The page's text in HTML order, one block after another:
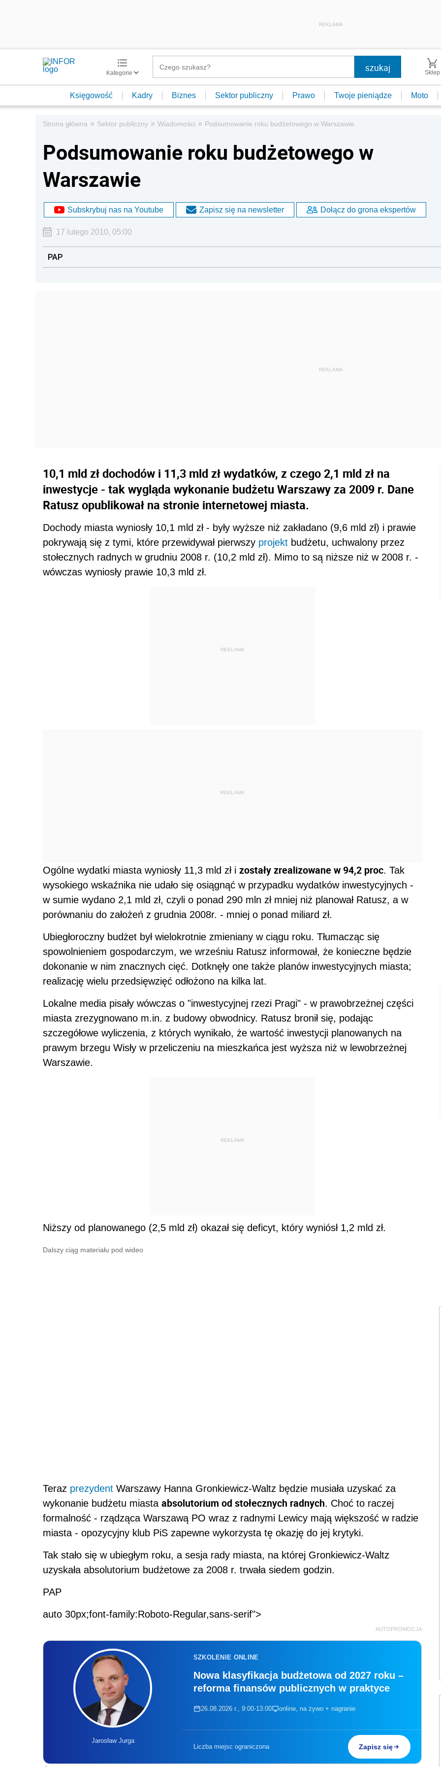
REKLAMA
Kategorie Sklep
Księgowość Kadry Biznes Sektor publiczny Prawo Twoje pieniądze Moto
Strona główna » Sektor publiczny » Wiadomości » Podsumowanie roku budżetowego w Warszawie
Podsumowanie roku budżetowego w
Warszawie
Subskrybuj nas na Youtube Zapisz się na newsletter Dołącz do grona ekspertów
17 lutego 2010, 05:00
PAP
10,1 mld zł dochodów i 11,3 mld zł wydatków, z czego 2,1 mld zł na
inwestycje - tak wygląda wykonanie budżetu Warszawy za 2009 r. Dane
Ratusz opublikował na stronie internetowej miasta.
Dochody miasta wyniosły 10,1 mld zł - były wyższe niż zakładano (9,6 mld zł) i prawie
pokrywają się z tymi, które przewidywał pierwszy projekt budżetu, uchwalony przez
stołecznych radnych w grudniu 2008 r. (10,2 mld zł). Mimo to są niższe niż w 2008 r. -
wówczas wyniosły prawie 10,3 mld zł.
REKLAMA
REKLAMA
Ogólne wydatki miasta wyniosły 11,3 mld zł i zostały zrealizowane w 94,2 proc. Tak
wysokiego wskaźnika nie udało się osiągnąć w przypadku wydatków inwestycyjnych -
w sumie wydano 2,1 mld zł, czyli o ponad 290 mln zł mniej niż planował Ratusz, a w
porównaniu do założeń z grudnia 2008r. - mniej o ponad miliard zł.
Ubiegłoroczny budżet był wielokrotnie zmieniany w ciągu roku. Tłumacząc się
spowolnieniem gospodarczym, we wrześniu Ratusz informował, że konieczne będzie
dokonanie w nim znacznych cięć. Dotknęły one także planów inwestycyjnych miasta;
realizację wielu przedsięwzięć odłożono na kilka lat.
Lokalne media pisały wówczas o "inwestycyjnej rzezi Pragi" - w prawobrzeżnej części
miasta zrezygnowano m.in. z budowy obwodnicy. Ratusz bronił się, podając
szczegółowe wyliczenia, z których wynikało, że wartość inwestycji planowanych na
prawym brzegu Wisły w przeliczeniu na mieszkańca jest wyższa niż w lewobrzeżnej
Warszawie.
REKLAMA
Niższy od planowanego (2,5 mld zł) okazał się deficyt, który wyniósł 1,2 mld zł.
Dalszy ciąg materiału pod wideo
Teraz prezydent Warszawy Hanna Gronkiewicz-Waltz będzie musiała uzyskać za
wykonanie budżetu miasta absolutorium od stołecznych radnych. Choć to raczej
formalność - rządząca Warszawą PO wraz z radnymi Lewicy mają większość w radzie
miasta - opozycyjny klub PiS zapewne wykorzysta tę okazję do jej krytyki.
Tak stało się w ubiegłym roku, a sesja rady miasta, na której Gronkiewicz-Waltz
uzyskała absolutorium budżetowe za 2008 r. trwała siedem godzin.
PAP
auto 30px;font-family:Roboto-Regular,sans-serif">
AUTOPROMOCJA
Jarosław Jurga
SZKOLENIE ONLINE
Nowa klasyfikacja budżetowa od 2027 roku –
reforma finansów publicznych w praktyce
26.08.2026 r., 9:00-13:00 online, na żywo + nagranie
Liczba miejsc ograniczona Zapisz się